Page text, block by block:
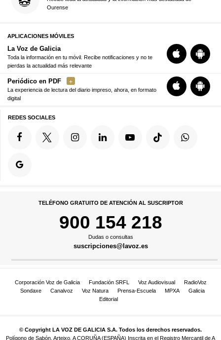
Ourense
APLICACIONES MÓVILES
La Voz de Galicia
Toda la información en tu móvil. Recibe notificaciones y no te
pierdas la actualidad más relevante
Periódico en PDF
La experiencia de lectura del diario impreso, ahora, en formato
digital
REDES SOCIALES
TELÉFONO GRATUITO DE ATENCIÓN AL SUSCRIPTOR
900 154 218
Dudas o consultas
suscripciones@lavoz.es
Corporación Voz de Galicia Fundación SRFL Voz Audiovisual
RadioVoz
Sondaxe
Canalvoz Voz Natura Prensa-Escuela MPXA
Galicia
Editorial
© Copyright LA VOZ DE GALICIA S.A. Todos los derechos reservados.
Polígono de Sabón, Arteixo, A CORUÑA (ESPAÑA) Inscrita en el Registro Mercantil de A